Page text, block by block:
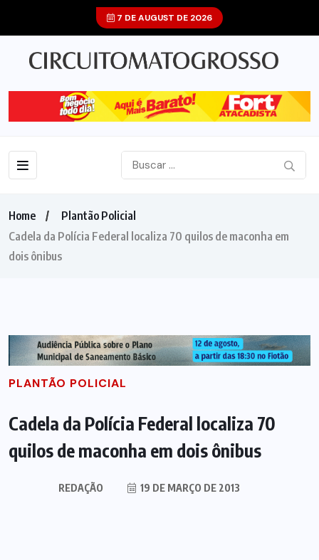
7 DE AUGUST DE 2026
Home
Plantão Policial
Cadela da Polícia Federal localiza 70 quilos de maconha em
dois ônibus
PLANTÃO POLICIAL
Cadela da Polícia Federal localiza 70
quilos de maconha em dois ônibus
REDAÇÃO 19 DE MARÇO DE 2013